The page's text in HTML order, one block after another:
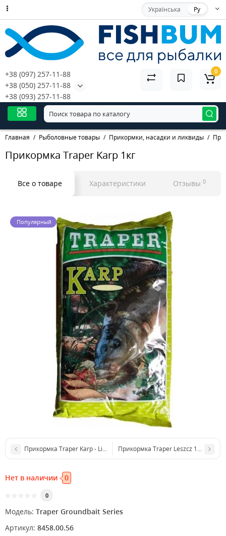
Українська Ру
+38 (097) 257-11-88
+38 (050) 257-11-88
+38 (093) 257-11-88
0
Главная Рыболовные товары Прикормки, насадки и ликвиды
Прикормка Traper Karp 1кг
Все о товаре Характеристики Отзывы 0
Популярный
Прикормка Traper Karp - Lin - Karaś 1кгПрикормка Traper Leszcz 1kg
Нет в наличии 0
0
Модель: Traper Groundbait Series
Артикул: 8458.00.56